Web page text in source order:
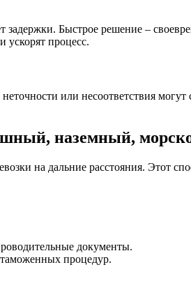
Быстрое решение –
ускорят процесс.
или несоответствия могут
наземный,
на дальние расстояния. Этот
документы.
таможенных процедур.